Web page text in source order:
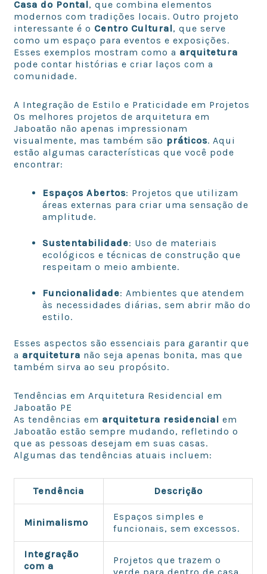
Casa do Pontal, que combina elementos
modernos com tradições locais. Outro projeto
interessante é o Centro Cultural, que serve
como um espaço para eventos e exposições.
Esses exemplos mostram como a arquitetura
pode contar histórias e criar laços com a
comunidade.
A Integração de Estilo e Praticidade em Projetos
Os melhores projetos de arquitetura em
Jaboatão não apenas impressionam
visualmente, mas também são práticos. Aqui
estão algumas características que você pode
encontrar:
Espaços Abertos: Projetos que utilizam
áreas externas para criar uma sensação de
amplitude.
Sustentabilidade: Uso de materiais
ecológicos e técnicas de construção que
respeitam o meio ambiente.
Funcionalidade: Ambientes que atendem
às necessidades diárias, sem abrir mão do
estilo.
Esses aspectos são essenciais para garantir que
a arquitetura não seja apenas bonita, mas que
também sirva ao seu propósito.
Tendências em Arquitetura Residencial em
Jaboatão PE
As tendências em arquitetura residencial em
Jaboatão estão sempre mudando, refletindo o
que as pessoas desejam em suas casas.
Algumas das tendências atuais incluem:
Tendência Descrição
Minimalismo
Espaços simples e
funcionais, sem excessos.
Integração
com a
Projetos que trazem o
verde para dentro de casa.